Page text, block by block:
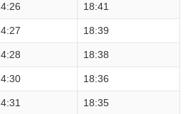
4:26 18:41
4:27 18:39
4:28 18:38
4:30 18:36
4:31 18:35